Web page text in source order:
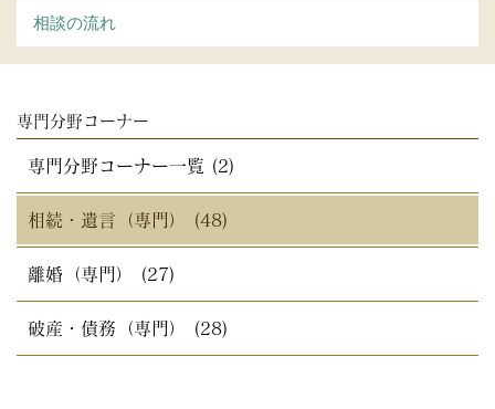
相談の流れ
専門分野コーナー
専門分野コーナー一覧 (2)
相続・遺言（専門） (48)
離婚（専門） (27)
破産・債務（専門） (28)